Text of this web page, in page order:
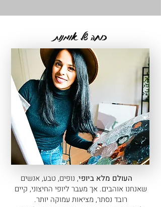
כוחה של אומנות
העולם מלא ביופי, נופים, טבע, אנשים
שאנחנו אוהבים. אך מעבר ליופי החיצוני, קיים
רובד נסתר, מציאות עמוקה יותר.